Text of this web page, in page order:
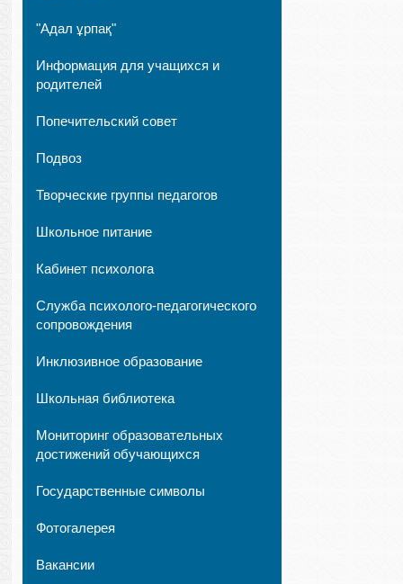
"Адал ұрпақ"
Информация для учащихся и
родителей
Попечительский совет
Подвоз
Творческие группы педагогов
Школьное питание
Кабинет психолога
Служба психолого-педагогического
сопровождения
Инклюзивное образование
Школьная библиотека
Мониторинг образовательных
достижений обучающихся
Государственные символы
Фотогалерея
Вакансии